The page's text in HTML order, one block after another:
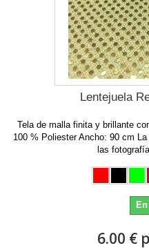
Lentejuela
Tela de malla finita y brillante
100 % Poliester Ancho: 90 cm
las
6.00 €